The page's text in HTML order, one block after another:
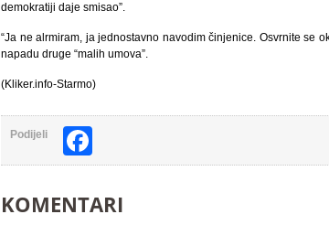
demokratiji daje smisao”.
“Ja ne alrmiram, ja jednostavno navodim činjenice. Osvrnite se
napadu druge “malih umova”.
(Kliker.info-Starmo)
Podijeli
KOMENTARI